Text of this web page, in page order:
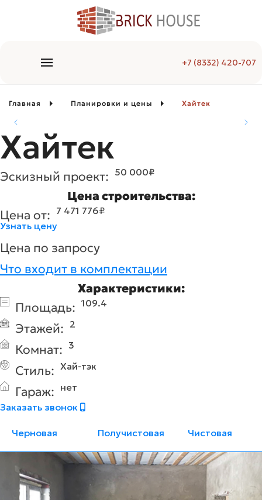
+7 (8332) 420-707
Главная Планировки и цены Хайтек
Хайтек
Эскизный проект: ₽
50 000
Цена строительства:
Цена от:
₽
7 471 776
Узнать цену
Цена по запросу
Что входит в комплектации
Характеристики:
Площадь: 109.4
Этажей: 2
Комнат: 3
Стиль: Хай-тэк
Гараж: нет
Заказать звонок
Черновая Получистовая Чистовая